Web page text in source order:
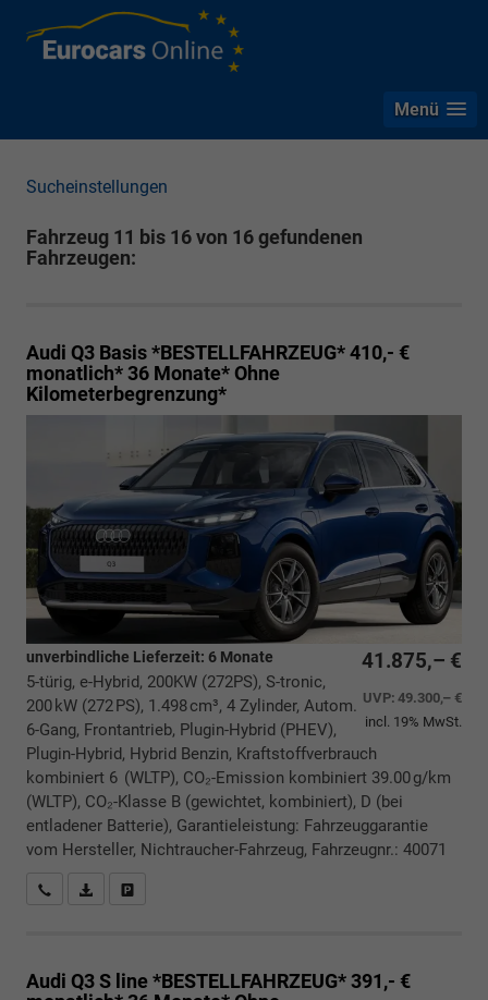
Menü
Sucheinstellungen
Fahrzeug 11 bis 16 von 16 gefundenen
Fahrzeugen:
Audi Q3 Basis *BESTELLFAHRZEUG* 410,- €
monatlich* 36 Monate* Ohne
Kilometerbegrenzung*
41.875,– €
UVP:49.300,– €
incl. 19% MwSt.
unverbindliche Lieferzeit: 6 Monate
5-türig, e-Hybrid, 200KW (272PS), S-tronic,
200 kW (272 PS), 1.498 cm³, 4 Zylinder, Autom.
6-Gang, Frontantrieb, Plugin-Hybrid (PHEV),
Plugin-Hybrid, Hybrid Benzin, Kraftstoffverbrauch
kombiniert 6 (WLTP), CO₂-Emission kombiniert 39.00 g/km
(WLTP), CO₂-Klasse B (gewichtet, kombiniert), D (bei
entladener Batterie), Garantieleistung: Fahrzeuggarantie
vom Hersteller, Nichtraucher-Fahrzeug, Fahrzeugnr.: 40071
Rückrufbitte absenden
PDF-Datei, Fahrzeugexposé drucken
Audi Q3S line *BESTELLFAHRZEUG* 391,- €